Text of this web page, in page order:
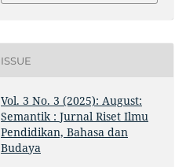
ISSUE
Vol. 3 No. 3 (2025): August:
Semantik : Jurnal Riset Ilmu
Pendidikan, Bahasa dan
Budaya